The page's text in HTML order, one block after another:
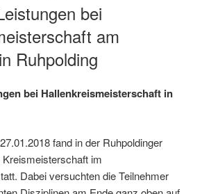
bei
am
Ruhpolding
bei Hallenkreismeisterschaft in
fand in der Ruhpoldinger
Kreismeisterschaft im
Dabei versuchten die Teilnehmer